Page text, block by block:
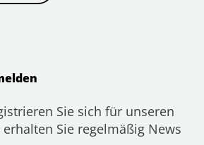
Sie sich für unseren
Sie regelmäßig News